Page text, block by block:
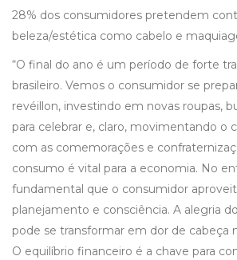
28% dos consumidores pretendem
beleza/estética como cabelo e
“O final do ano é um período de forte
brasileiro. Vemos o consumidor se
revéillon, investindo em novas roupas,
para celebrar e, claro, movimentando o
com as comemorações e
consumo é vital para a economia. No
fundamental que o consumidor
planejamento e consciência. A alegria
pode se transformar em dor de cabeça
O equilíbrio financeiro é a chave para